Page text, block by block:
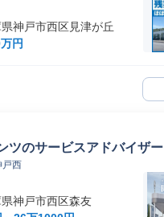
神戸市西区見津が丘
円
ツのサービスアドバイザー
戸西
神戸市西区森友